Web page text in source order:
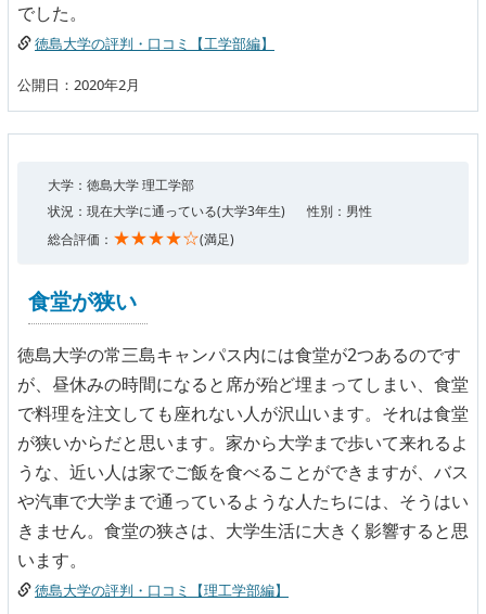
でした。
徳島大学の評判・口コミ【工学部編】
公開日：2020年2月
大学：徳島大学 理工学部
状況：現在大学に通っている(大学3年生)
性別：男性
総合評価： ★★★★☆(満足)
食堂が狭い
徳島大学の常三島キャンパス内には食堂が2つあるのです
が、昼休みの時間になると席が殆ど埋まってしまい、食堂
で料理を注文しても座れない人が沢山います。それは食堂
が狭いからだと思います。家から大学まで歩いて来れるよ
うな、近い人は家でご飯を食べることができますが、バス
や汽車で大学まで通っているような人たちには、そうはい
きません。食堂の狭さは、大学生活に大きく影響すると思
います。
徳島大学の評判・口コミ【理工学部編】